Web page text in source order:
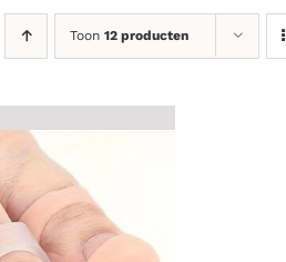
Toon 12 producten